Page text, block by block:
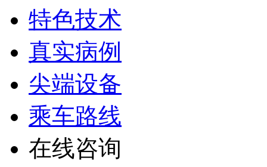
特色技术
真实病例
尖端设备
乘车路线
在线咨询